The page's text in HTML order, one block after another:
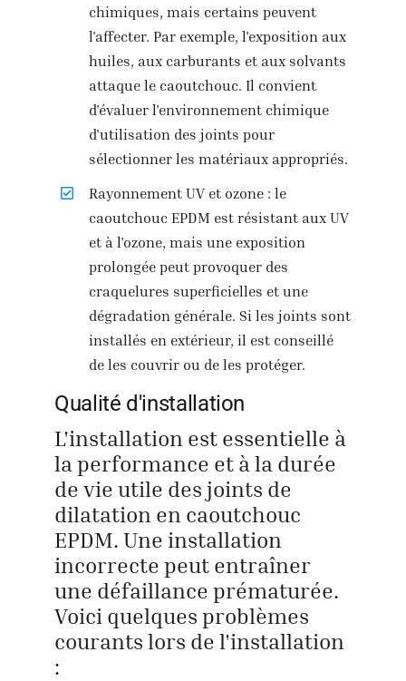
chimiques, mais certains peuvent
l'affecter. Par exemple, l'exposition aux
huiles, aux carburants et aux solvants
attaque le caoutchouc. Il convient
d'évaluer l'environnement chimique
d'utilisation des joints pour
sélectionner les matériaux appropriés.
Rayonnement UV et ozone : le
caoutchouc EPDM est résistant aux UV
et à l'ozone, mais une exposition
prolongée peut provoquer des
craquelures superficielles et une
dégradation générale. Si les joints sont
installés en extérieur, il est conseillé
de les couvrir ou de les protéger.
Qualité d'installation
L'installation est essentielle à
la performance et à la durée
de vie utile des joints de
dilatation en caoutchouc
EPDM. Une installation
incorrecte peut entraîner
une défaillance prématurée.
Voici quelques problèmes
courants lors de l'installation
: